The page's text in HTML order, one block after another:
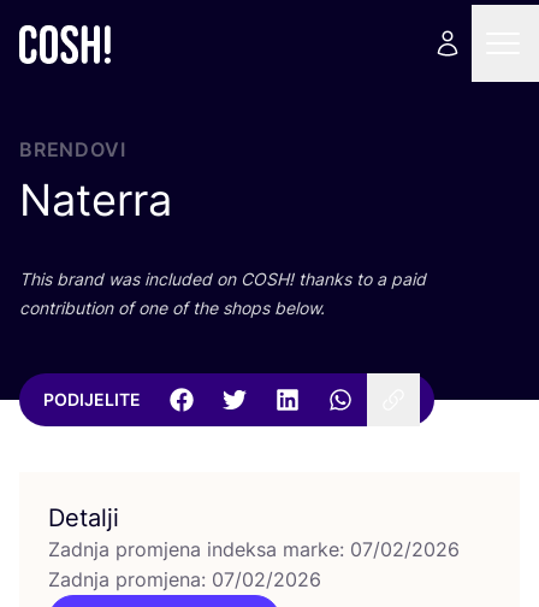
BRENDOVI
Naterra
This brand was inclu­ded on COSH! than­ks to a paid
con­tri­bu­ti­on of one of the shops below.
PODIJELITE
Detalji
Zadnja promjena indeksa marke: 07/02/2026
Zadnja promjena: 07/02/2026